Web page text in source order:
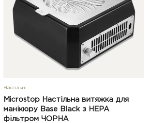
Настільні
Microstop Настільна витяжка для
манікюру Base Black з HEPA
фільтром ЧОРНА